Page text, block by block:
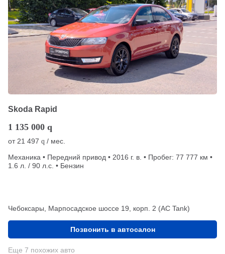
Skoda Rapid
1 135 000 q
от21 497 q / мес.
Механика • Передний привод • 2016 г. в. • Пробег: 77 777 км •
1.6 л. / 90 л.с. • Бензин
Чебоксары, Марпосадское шоссе 19, корп. 2 (АС Tank)
Позвонить в автосалон
Еще 7 похожих авто